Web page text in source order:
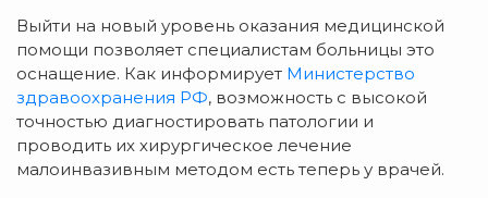
Выйти на новый уровень оказания медицинской
помощи позволяет специалистам больницы это
оснащение. Как информирует Министерство
здравоохранения РФ, возможность с высокой
точностью диагностировать патологии и
проводить их хирургическое лечение
малоинвазивным методом есть теперь у врачей.